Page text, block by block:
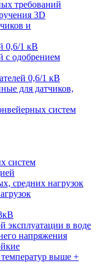
требований
3D
и
0,6/1 кВ
с одобрением
0,6/1 кВ
для датчиков,
систем
систем
средних нагрузок
эксплуатации в воде
напряжения
выше +